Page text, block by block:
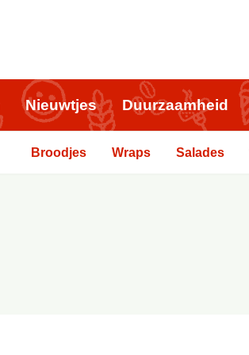
Nieuwtjes Duurzaamheid
Broodjes Wraps Salades